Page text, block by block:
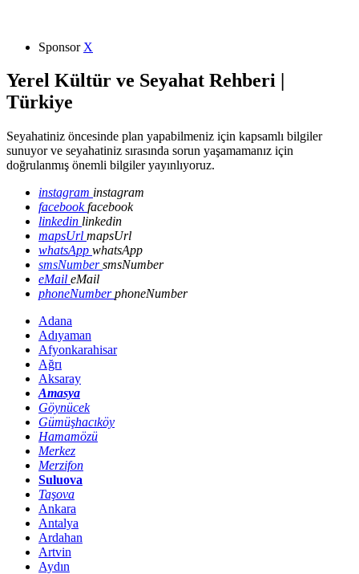
Sponsor X
Yerel Kültür ve Seyahat Rehberi |
Türkiye
Seyahatiniz öncesinde plan yapabilmeniz için kapsamlı bilgiler
sunuyor ve seyahatiniz sırasında sorun yaşamamanız için
doğrulanmış önemli bilgiler yayınlıyoruz.
instagram instagram
facebookfacebook
linkedin linkedin
mapsUrl mapsUrl
whatsApp whatsApp
smsNumbersmsNumber
eMail eMail
phoneNumberphoneNumber
Adana
Adıyaman
Afyonkarahisar
Ağrı
Aksaray
Amasya
Göynücek
Gümüşhacıköy
Hamamözü
Merkez
Merzifon
Suluova
Taşova
Ankara
Antalya
Ardahan
Artvin
Aydın